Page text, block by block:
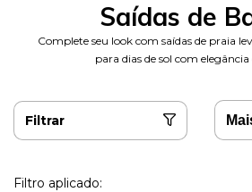
Saídas de
Complete seu look com saídas de praia
para dias de sol com
Filtrar
Filtro aplicado: